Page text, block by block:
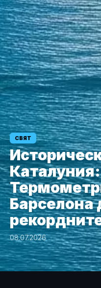
СВЯТ
Каталуния:
Барселона
08.07.2026